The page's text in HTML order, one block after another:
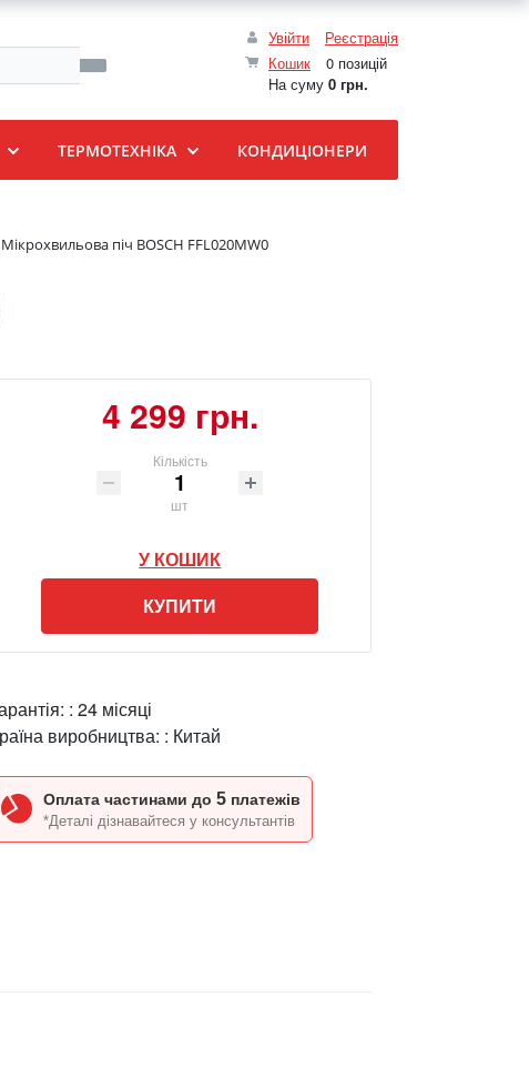
Увійти
Реєстрація
Кошик
0 позицій
На суму 0 грн.
ТЕРМОТЕХНІКА КОНДИЦІОНЕРИ
Мікрохвильова піч BOSCH FFL020MW0
4 299 грн.
Кількість
шт
У КОШИК
КУПИТИ
: 24 місяці
виробництва: : Китай
Оплата частинами до 5платежів
*Деталі дізнавайтеся у консультантів